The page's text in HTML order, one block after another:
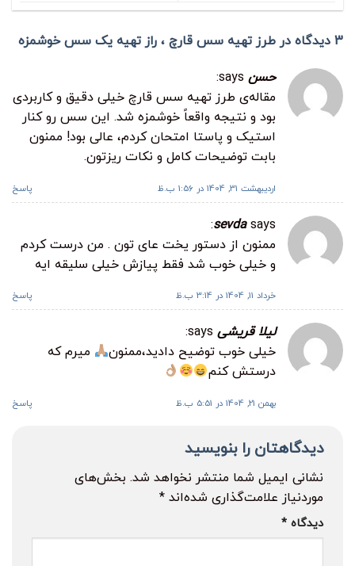
3 دیدگاه در طرز تهیه سس قارچ ، راز تهیه یک سس خوشمزه
حسن says:
مقاله‌ی طرز تهیه سس قارچ خیلی دقیق و کاربردی
بود و نتیجه واقعاً خوشمزه شد. این سس رو کنار
استیک و پاستا امتحان کردم، عالی بود! ممنون
بابت توضیحات کامل و نکات ریزتون.
اردیبهشت 31, 1404 در 1:56 ب.ظ پاسخ
sevda says:
ممنون از دستور یخت عای تون . من درست کردم
و خیلی خوب شد فقط پیازش خیلی سلیقه ایه
خرداد 11, 1404 در 3:14 ب.ظ پاسخ
لیلا قریشی says:
خیلی خوب توضیح دادید،ممنون
میرم که
درستش کنم
بهمن 21, 1404 در 5:51 ب.ظ پاسخ
دیدگاهتان را بنویسید
نشانی ایمیل شما منتشر نخواهد شد. بخش‌های
موردنیاز علامت‌گذاری شده‌اند *
دیدگاه *